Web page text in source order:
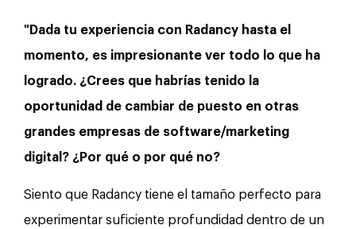
"Dada tu experiencia con Radancy hasta el
momento, es impresionante ver todo lo que ha
logrado. ¿Crees que habrías tenido la
oportunidad de cambiar de puesto en otras
grandes empresas de software/marketing
digital? ¿Por qué o por qué no?
Siento que Radancy tiene el tamaño perfecto para
experimentar suficiente profundidad dentro de un